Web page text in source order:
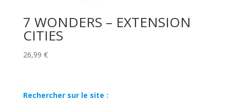
7 WONDERS – EXTENSION
CITIES
26,99 €
Rechercher sur le site :